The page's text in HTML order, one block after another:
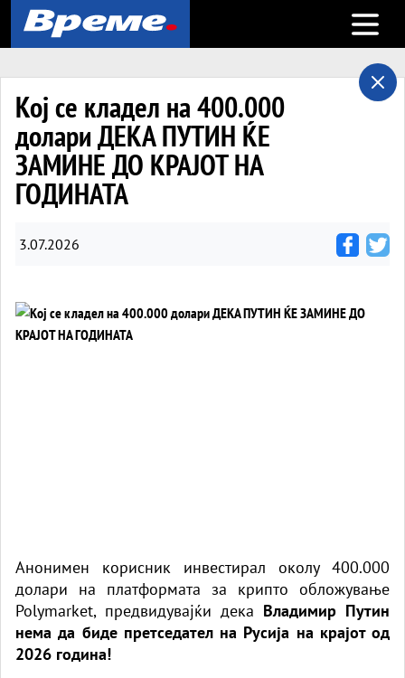
Open
Кој се кладел на 400.000
долари ДЕКА ПУТИН ЌЕ
ЗАМИНЕ ДО КРАЈОТ НА
ГОДИНАТА
3.07.2026
Анонимен корисник инвестирал околу 400.000
долари на платформата за крипто обложување
Polymarket, предвидувајќи дека Владимир Путин
нема да биде претседател на Русија на крајот од
2026 година!